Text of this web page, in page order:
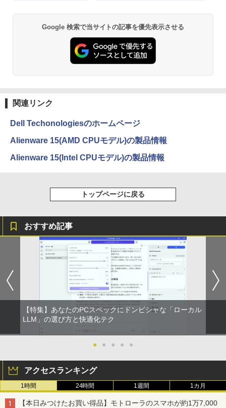
Google 検索で当サイトの記事を優先表示させる
関連リンク
Dell Techonologiesのホームページ
Alienware 15(AMD CPUモデル)の製品情報
Alienware 15(Intel CPUモデル)の製品情報
トップページに戻る
おすすめ記事
【特集】あなたのPCスペックにドンピシャな「ローカル
LLM」の選び方と快適化テク
● ● ● ● ●
アクセスランキング
1時間 24時間 1週間 1カ月
【本日みつけたお買い得品】モトローラのスマホが約1万7,000